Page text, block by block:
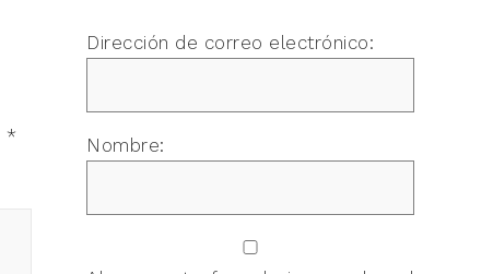
*
Dirección de correo electrónico:
Nombre: